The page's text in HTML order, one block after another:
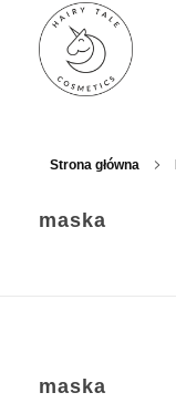
Hairy Tale Cosmetics
O NAS
Strona główna
maska
maska